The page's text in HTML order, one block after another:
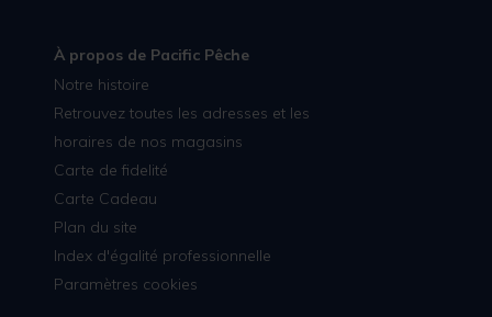
À propos de Pacific Pêche
Notre histoire
Retrouvez toutes les adresses et les
horaires de nos magasins
Carte de fidelité
Carte Cadeau
Plan du site
Index d'égalité professionnelle
Paramètres cookies